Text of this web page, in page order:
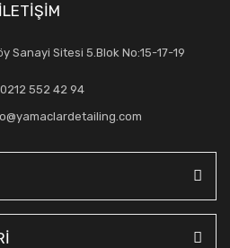
İLETİŞİM
Sanayi Sitesi 5.Blok No:15-17-19
0212 552 42 94